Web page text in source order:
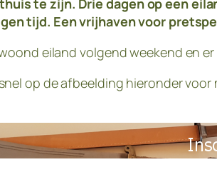
te zijn. Drie dagen op een
tijd. Een vrijhaven voor
eiland volgend weekend en
op de afbeelding hieronder